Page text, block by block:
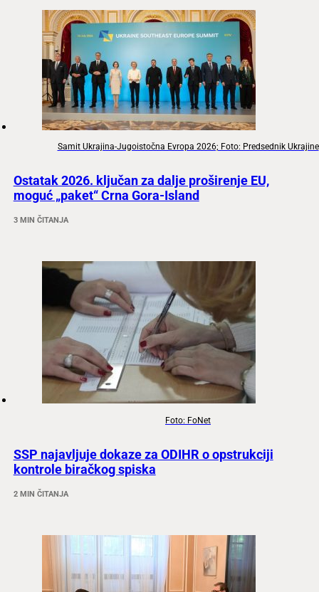
Samit Ukrajina-Jugoistočna Evropa 2026; Foto: Predsednik Ukrajine
Ostatak 2026. ključan za dalje proširenje EU,
moguć „paket“ Crna Gora-Island
3 MIN ČITANJA
Foto: FoNet
SSP najavljuje dokaze za ODIHR o opstrukciji
kontrole biračkog spiska
2 MIN ČITANJA